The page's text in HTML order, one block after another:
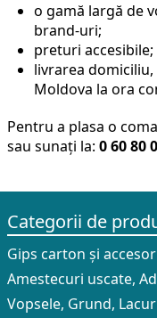
o gamă largă de
brand-uri;
preturi accesibile;
livrarea
Moldova la ora
Pentru a plasa o
sau sunați la: 0 60 80
Categorii de
Gips carton și
Amestecuri uscate,
Vopsele, Grund,